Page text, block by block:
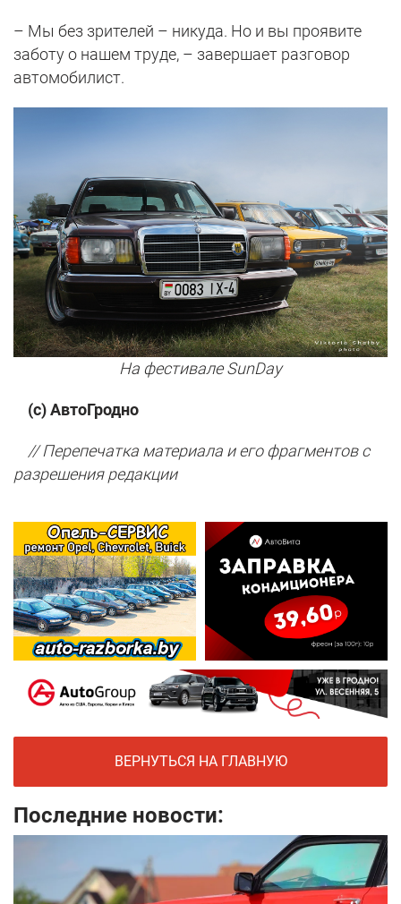
– Мы без зрителей – никуда. Но и вы проявите
заботу о нашем труде, – завершает разговор
автомобилист.
На фестивале SunDay
(с) АвтоГродно
// Перепечатка материала и его фрагментов с
разрешения редакции
ВЕРНУТЬСЯ НА ГЛАВНУЮ
Последние новости: